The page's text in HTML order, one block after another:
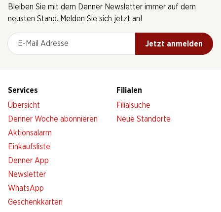
Bleiben Sie mit dem Denner Newsletter immer auf dem
neusten Stand. Melden Sie sich jetzt an!
E-Mail Adresse
Jetzt anmelden
Services
Übersicht
Denner Woche abonnieren
Aktionsalarm
Einkaufsliste
Denner App
Newsletter
WhatsApp
Geschenkkarten
Filialen
Filialsuche
Neue Standorte